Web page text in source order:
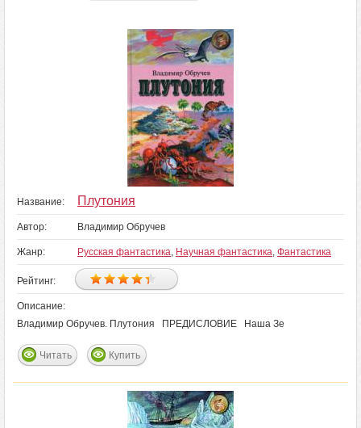
Название: Плутония
Автор: Владимир Обручев
Жанр: Русская фантастика, Научная фантастика, Фантастика
Рейтинг:
Описание:
Владимир Обручев. Плутония ПРЕДИСЛОВИЕ Наша Зе
Читать Купить